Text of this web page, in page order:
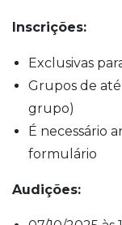
Inscrições:
Exclusivas
Grupos de
grupo)
É necessário
formulário
Audições: